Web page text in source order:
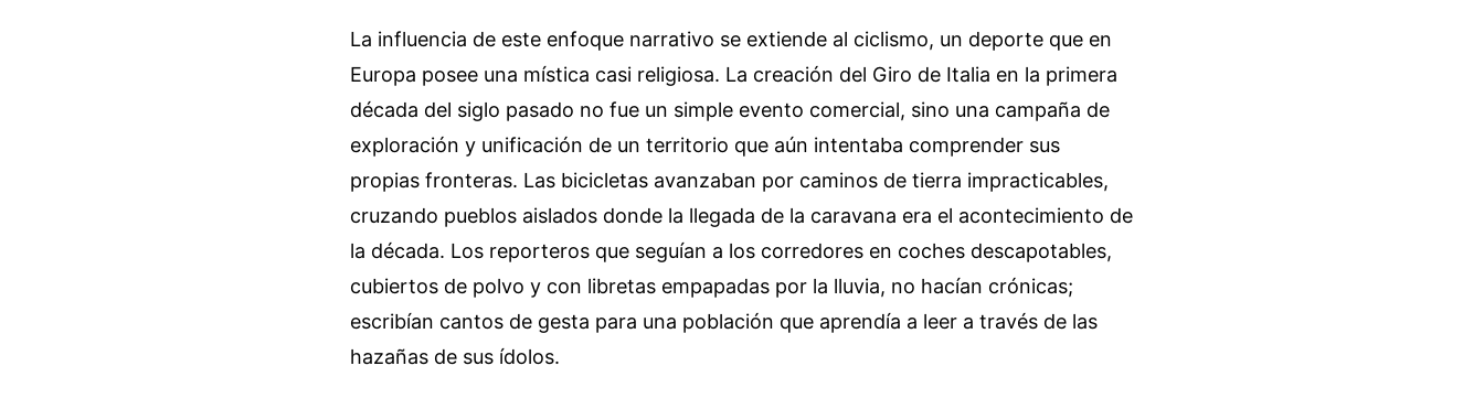
La influencia de este enfoque narrativo se extiende al ciclismo, un deporte que en
Europa posee una mística casi religiosa. La creación del Giro de Italia en la primera
década del siglo pasado no fue un simple evento comercial, sino una campaña de
exploración y unificación de un territorio que aún intentaba comprender sus
propias fronteras. Las bicicletas avanzaban por caminos de tierra impracticables,
cruzando pueblos aislados donde la llegada de la caravana era el acontecimiento de
la década. Los reporteros que seguían a los corredores en coches descapotables,
cubiertos de polvo y con libretas empapadas por la lluvia, no hacían crónicas;
escribían cantos de gesta para una población que aprendía a leer a través de las
hazañas de sus ídolos.